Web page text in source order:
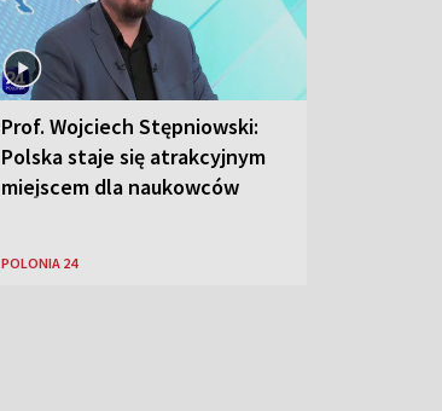
Prof. Wojciech Stępniowski:
Polska staje się atrakcyjnym
miejscem dla naukowców
POLONIA 24